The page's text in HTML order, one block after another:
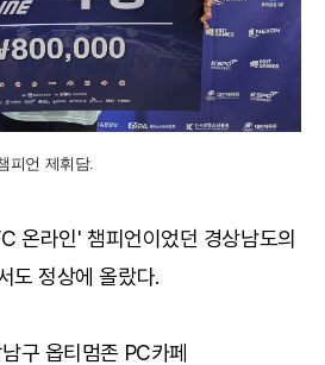
피언 제휘담.
온라인' 챔피언이었던 경상남도의
도 정상에 올랐다.
구 옵티멈존 PC카페